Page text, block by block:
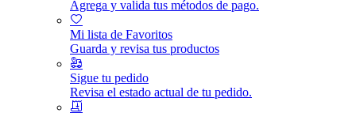
Agrega y valida tus métodos de pago.
Mi lista de Favoritos
Guarda y revisa tus productos
Sigue tu pedido
Revisa el estado actual de tu pedido.